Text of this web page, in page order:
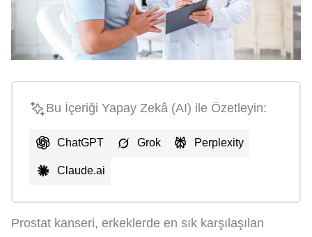
Bu İçeriği Yapay Zekâ (AI) ile Özetleyin:
ChatGPT Grok Perplexity
Claude.ai
Prostat kanseri, erkeklerde en sık karşılaşılan